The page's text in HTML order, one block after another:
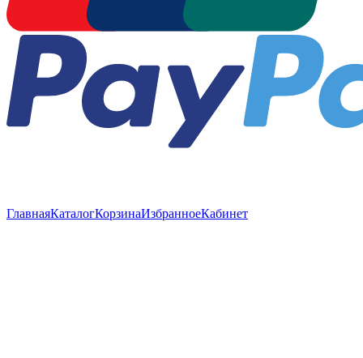
ГлавнаяКаталогКорзинаИзбранноеКабинет